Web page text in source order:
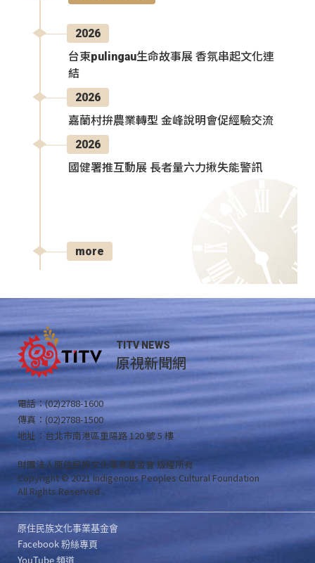
2026
台東pulingau生命故事展 香氛串起文化連
結
2026
嘉蘭村拚農業轉型 金峰說明會促經驗交流
2026
國健署推互動展 長者量六力揪失能警訊
more
TITV NEWS
原視新聞網
電話：(02)2788-1600
傳真：(02)2788-1500
地址：台北市南港區重陽路 120 號 5 樓
財團法人原住民族文化事業基金會 版權所有
Copyright © 2021 Indigenous Peoples Cultural Foundation
All Rights Reserved .
原住民族文化事業基金會
Facebook 粉絲專頁
YouTube 頻道